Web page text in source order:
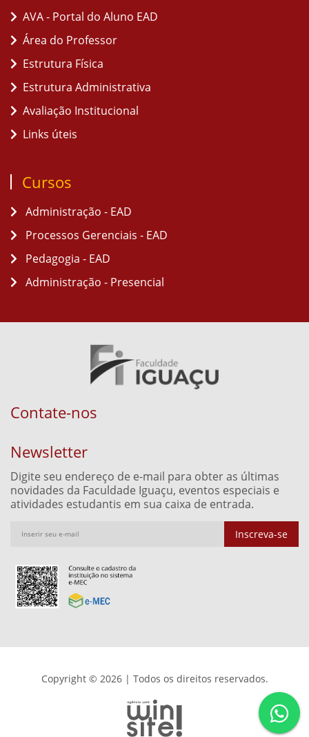
AVA - Portal do Aluno EAD
Área do Professor
Estrutura Física
Estrutura Administrativa
Avaliação Institucional
Links úteis
Cursos
Administração - EAD
Processos Gerenciais - EAD
Pedagogia - EAD
Administração - Presencial
Contate-nos
Newsletter
Digite seu endereço de e-mail para obter as últimas
novidades da Faculdade Iguaçu, eventos especiais e
atividades estudantis em sua caixa de entrada.
Inscreva-se
Copyright © 2026 | Todos os direitos reservados.